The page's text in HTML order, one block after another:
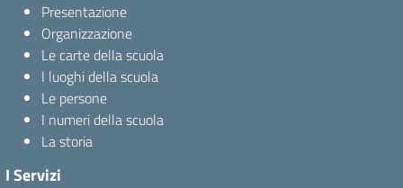
Presentazione
Organizzazione
Le carte della scuola
I luoghi della scuola
Le persone
I numeri della scuola
La storia
I Servizi